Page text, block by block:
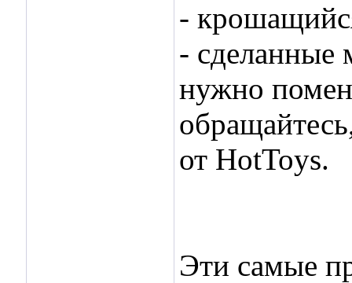
-
- сделанные
нужно
от HotToys.
Эти самые